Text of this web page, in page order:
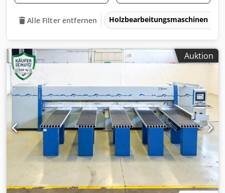
Alle Filter entfernen Holzbearbeitungsmaschinen
Auktion